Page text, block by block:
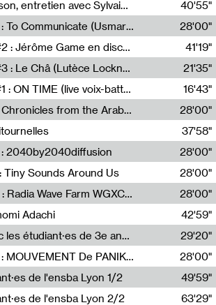
Anatomie du Tomason, entretien avec Sylvain Cardonnel
Cardonnel
40'55"
Radia Show #1095 : To Communicate (Usmaradio)
28'00"
Light turbulences #2 : Jérôme Game en discussion avec Thomas Corlin
41'19"
Light turbulences #3 : Le Châ (Lutèce Lockness)
21'35"
Light turbulences #1 : ON TIME (live voix-batterie) avec Jérôme Game & Jean-Michel Espitallier
Michel Espitallier
16'43"
Radia Show #1094 Chronicles from the Arab Cold War by Ghazi Barakat
28'00"
37'58"
: 2040by2040diffusion
28'00"
Tiny Sounds Around Us
28'00"
Radia Show #1090 : Radia Wave Farm WGXC Corey De Juan Sherrard Jr Startalk
28'00"
Adachi
Baud
42'59"
Regilote / Live avec les étudiant·es de 3e année de l'EMA
Nima Henryon,Athéna Noël,Amir Genillon,Ibourayane Ahmadi,Manelle Cherrih,Honorine Gibello,John Weeber,Manon Joseph
29'20"
Radia Show #1089 : MOUVEMENT De PANIK (Radio Panik)
28'00"
de l'ensba Lyon 1/2
49'59"
de l'ensba Lyon 2/2
63'29"